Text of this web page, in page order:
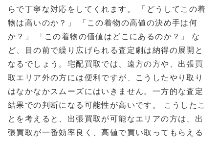
らで丁寧な対応をしてくれます。 「どうしてこの着
物は高いのか？」 「この着物の高値の決め手は何
か？」 「この着物の価値はどこにあるのか？」 な
ど、目の前で繰り広げられる査定劇は納得の展開と
なるでしょう。宅配買取では、遠方の方や、出張買
取エリア外の方には便利ですが、こうしたやり取り
はなかなかスムーズにはいきません。一方的な査定
結果での判断になる可能性が高いです。 こうしたこ
とを考えると、出張買取が可能なエリアの方は、出
張買取が一番効率良く、高値で買い取ってもらえる